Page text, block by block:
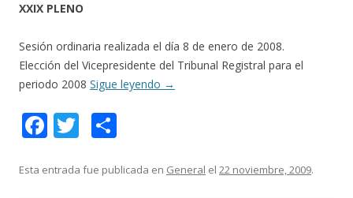
XXIX PLENO
Sesión ordinaria realizada el día 8 de enero de 2008.
Elección del Vicepresidente del Tribunal Registral para el
periodo 2008 Sigue leyendo →
F
e
T
itt m
Esta entrada fue publicada en General el 22 noviembre, 2009.